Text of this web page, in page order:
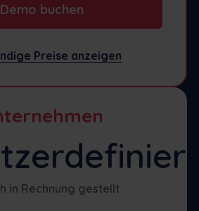
Demo buchen
Preise anzeigen
in Rechnung gestellt